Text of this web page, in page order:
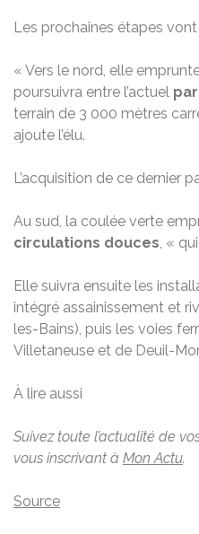
Les prochaines étapes
« Vers le nord, elle
poursuivra entre l’actuel
terrain de 3 000 mètres
ajoute l’élu.
L’acquisition de ce dernier
Au sud, la coulée verte
circulations douces, «
Elle suivra ensuite les
intégré assainissement et
les-Bains), puis les voies
Villetaneuse et de Deuil-
À lire aussi
Suivez toute l’actualité de
vous inscrivant à Mon Actu.
Source